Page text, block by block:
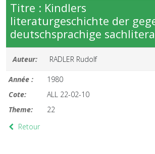
Titre : Kindlers
literaturgeschichte der
deutschsprachige
Auteur: RADLER Rudolf
Année :
1980
Cote:
ALL 22-02-10
Theme:
22
Retour